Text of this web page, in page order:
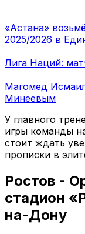
«Астана»
2025/2026 в
Лига Наций:
Магомед
Минеевым
У главного
игры команды
стоит ждать
прописки в
Ростов -
стадион
на-Дону